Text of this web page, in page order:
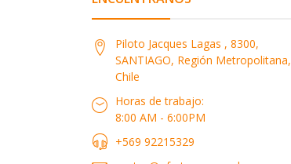
Piloto Jacques Lagas , 8300,
SANTIAGO, Región Metropolitana,
Chile
Horas de trabajo:
8:00 AM - 6:00PM
+569 92215329